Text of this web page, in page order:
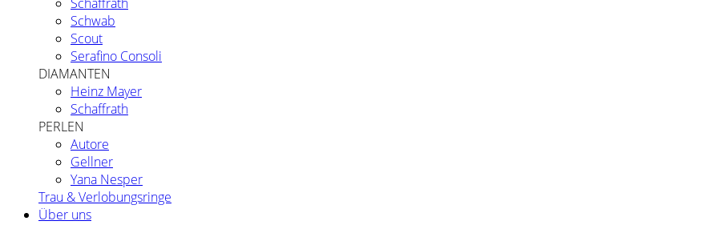
Schaffrath
Schwab
Scout
Serafino Consoli
DIAMANTEN
Heinz Mayer
Schaffrath
PERLEN
Autore
Gellner
Yana Nesper
Trau & Verlobungsringe
Über uns